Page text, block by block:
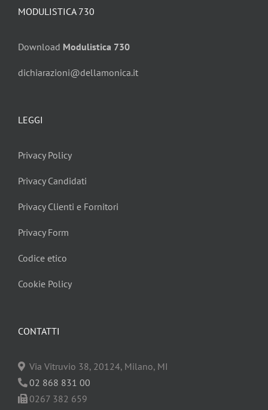
CONTATTI
Via Vitruvio 38, 20124, Milano, MI
02 868 831 00
0267 382 659
MODULISTICA 730
Download Modulistica 730
dichiarazioni@dellamonica.it
LEGGI
Privacy Policy
Privacy Candidati
Privacy Clienti e Fornitori
Privacy Form
Codice etico
Cookie Policy